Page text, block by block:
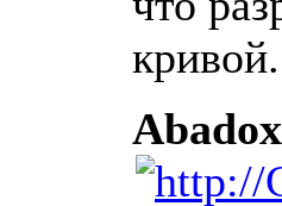
Abadox